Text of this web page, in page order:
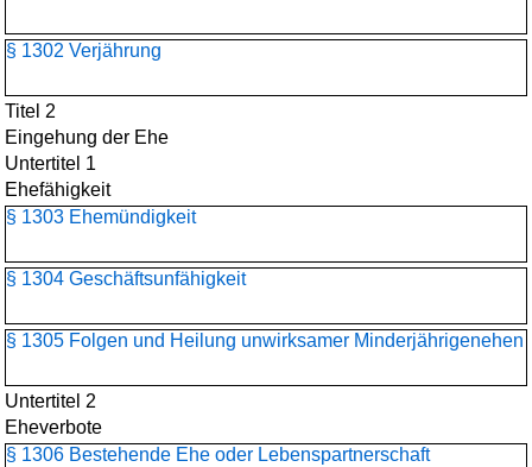
§ 1302 Verjährung
Titel 2
Eingehung der Ehe
Untertitel 1
Ehefähigkeit
§ 1303 Ehemündigkeit
§ 1304 Geschäftsunfähigkeit
§ 1305 Folgen und Heilung unwirksamer Minderjährigenehen
Untertitel 2
Eheverbote
§ 1306 Bestehende Ehe oder Lebenspartnerschaft